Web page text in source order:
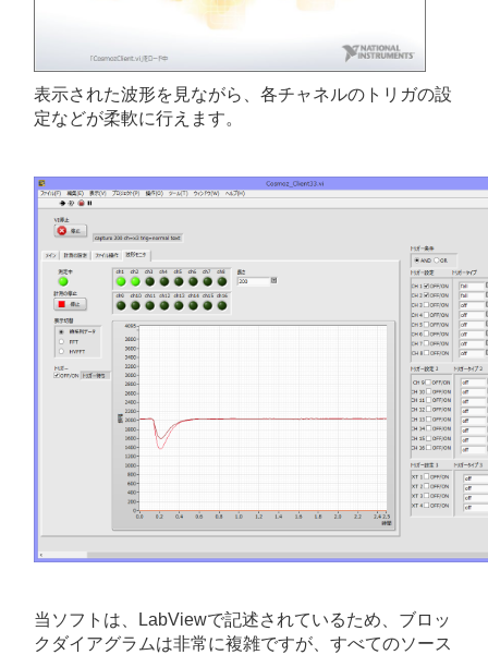
表示された波形を見ながら、各チャネルのトリガの設
定などが柔軟に行えます。
当ソフトは、LabViewで記述されているため、ブロッ
クダイアグラムは非常に複雑ですが、すべてのソース